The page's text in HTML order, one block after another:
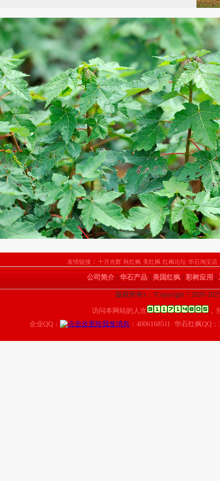
友情链接 ： 十月光辉 秋红枫 美红枫 红枫论坛 华石淘宝店
公司简介 华石产品 美国红枫 彩树应用
版权所有x：?Copyright ? 2020-
访问本网站的人次
，
企业QQ：
：4006168511 华石红枫QQ